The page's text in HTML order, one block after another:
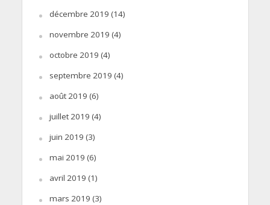
décembre 2019 (14)
novembre 2019 (4)
octobre 2019 (4)
septembre 2019 (4)
août 2019 (6)
juillet 2019 (4)
juin 2019 (3)
mai 2019 (6)
avril 2019 (1)
mars 2019 (3)